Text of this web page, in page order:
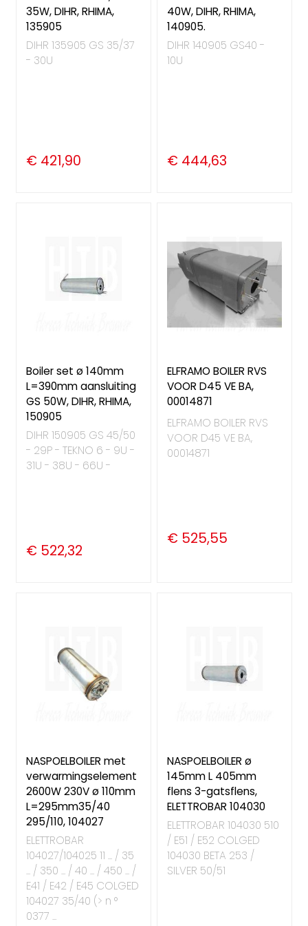
35W, DIHR, RHIMA,
135905
DIHR 135905 GS 35/37
- 30U
€ 421,90
40W, DIHR, RHIMA,
140905.
DIHR 140905 GS40 -
10U
€ 444,63
Boiler set ø 140mm
L=390mm aansluiting
GS 50W, DIHR, RHIMA,
150905
DIHR 150905 GS 45/50
- 29P - TEKNO 6 - 9U -
31U - 38U - 66U -
€ 522,32
ELFRAMO BOILER RVS
VOOR D45 VE BA,
00014871
ELFRAMO BOILER RVS
VOOR D45 VE BA,
00014871
€ 525,55
NASPOELBOILER met
verwarmingselement
2600W 230V ø 110mm
L=295mm35/40
295/110, 104027
ELETTROBAR
104027/104025 11 ... / 35
... / 350 ... / 40 ... / 450 ... /
E41 / E42 / E45 COLGED
104027 35/40 (> n °
0377 ...
NASPOELBOILER ø
145mm L 405mm
flens 3-gatsflens,
ELETTROBAR 104030
ELETTROBAR 104030 510
/ E51 / E52 COLGED
104030 BETA 253 /
SILVER 50/51